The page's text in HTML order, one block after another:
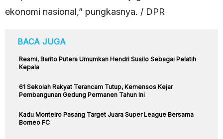
ekonomi nasional,” pungkasnya. / DPR
BACA JUGA
Resmi, Barito Putera Umumkan Hendri Susilo Sebagai Pelatih
Kepala
61 Sekolah Rakyat Terancam Tutup, Kemensos Kejar
Pembangunan Gedung Permanen Tahun Ini
Kadu Monteiro Pasang Target Juara Super League Bersama
Borneo FC